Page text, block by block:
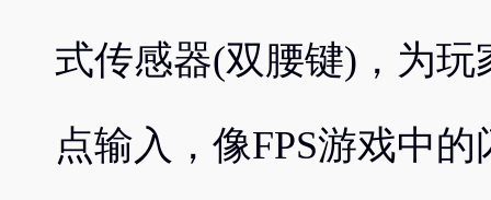
式传感器(双腰键)，为
点输入，像FPS游戏中